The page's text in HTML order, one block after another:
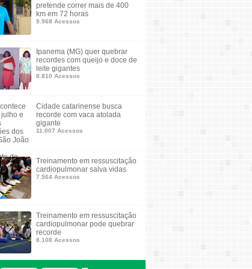
pretende correr mais de 400
km em 72 horas
9.968 Acessos
Ipanema (MG) quer quebrar
recordes com queijo e doce de
leite gigantes
8.810 Acessos
Cidade catarinense busca
recorde com vaca atolada
gigante
11.007 Acessos
Treinamento em ressuscitação
cardiopulmonar salva vidas
7.564 Acessos
Treinamento em ressuscitação
cardiopulmonar pode quebrar
recorde
8.108 Acessos